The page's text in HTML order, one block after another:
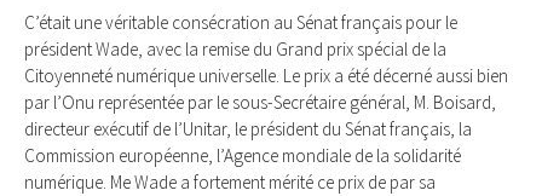
C’était une véritable consécration au Sénat français pour le
président Wade, avec la remise du Grand prix spécial de la
Citoyenneté numérique universelle. Le prix a été décerné aussi bien
par l’Onu représentée par le sous-Secrétaire général, M. Boisard,
directeur exécutif de l’Unitar, le président du Sénat français, la
Commission européenne, l’Agence mondiale de la solidarité
numérique. Me Wade a fortement mérité ce prix de par sa